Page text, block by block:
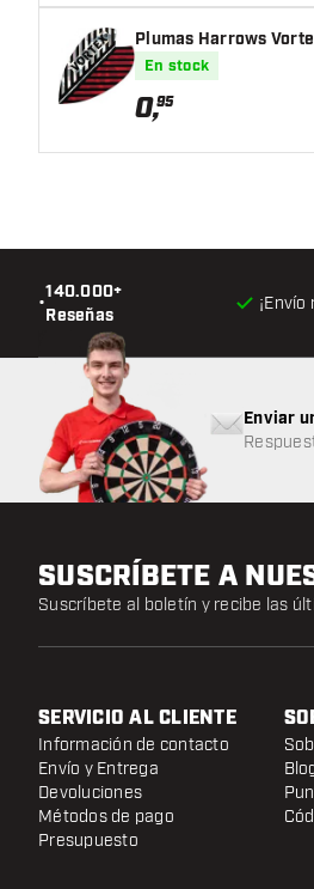
Plumas Harrows
En stock
0,95
•
140.000+
Reseñas
Enviar
SUSCRÍBETE A
Suscríbete al boletín y recibe las
SERVICIO AL CLIENTE
Información de contacto
Envío y Entrega
Devoluciones
Métodos de pago
Presupuesto